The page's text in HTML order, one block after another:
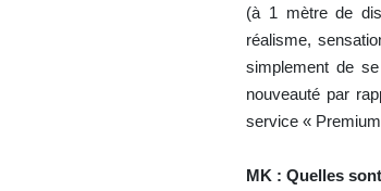
(à 1 mètre de
réalisme,
simplement de
nouveauté par
service «
MK : Quelles